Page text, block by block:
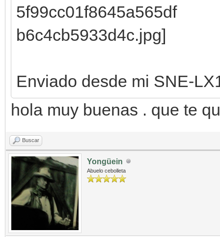
Enviado desde mi SNE-
hola muy buenas . que te
Buscar
Yongüein
Abuelo cebolleta